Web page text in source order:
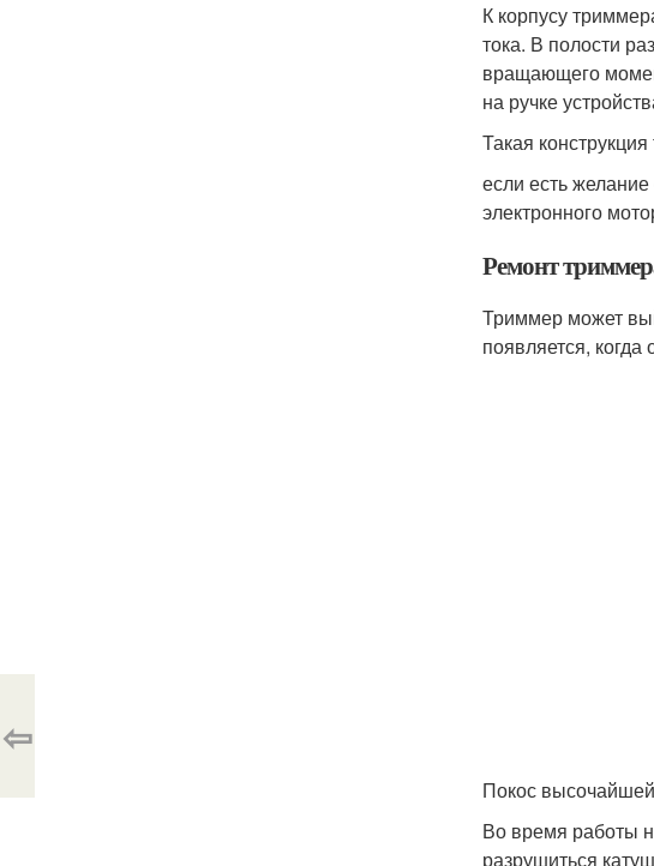
К корпусу
тока. В полости
вращающего
на ручке
Такая
если есть
электронного
Ремонт
Триммер может
появляется,
Покос
Во время работы
разрушиться
⇦